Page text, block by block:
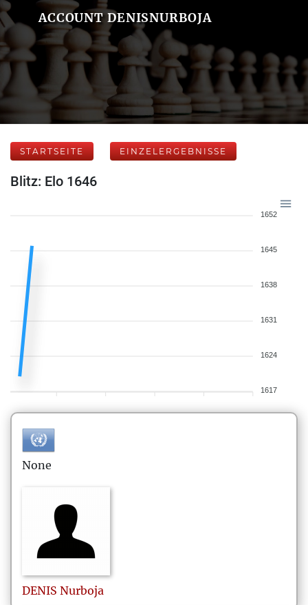
ACCOUNT DENISNURBOJA
STARTSEITE EINZELERGEBNISSE
Blitz: Elo 1646
1652
1645
1638
1631
1624
1617
None
DENIS Nurboja